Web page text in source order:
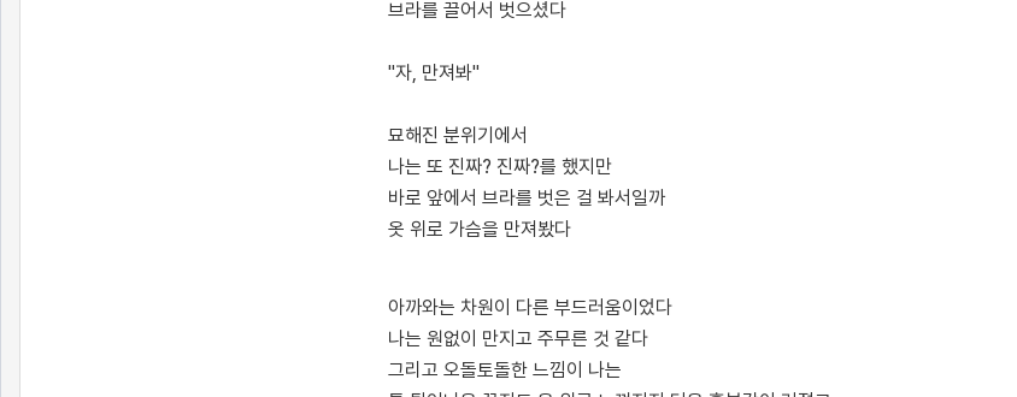
브라를 끌어서 벗으셨다
"자, 만져봐"
묘해진 분위기에서
나는 또 진짜? 진짜?를 했지만
바로 앞에서 브라를 벗은 걸 봐서일까
옷 위로 가슴을 만져봤다
아까와는 차원이 다른 부드러움이었다
나는 원없이 만지고 주무른 것 같다
그리고 오돌토돌한 느낌이 나는